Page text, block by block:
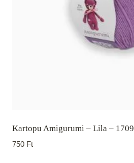
Kartopu Amigurumi – Lila – 1709
750 Ft